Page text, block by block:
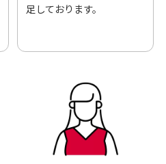
足しております。